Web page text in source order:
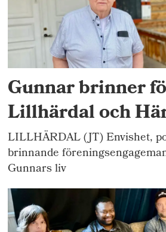
Gunnar brinner
Lillhärdal och
LILLHÄRDAL (JT) Envishet,
brinnande
Gunnars liv